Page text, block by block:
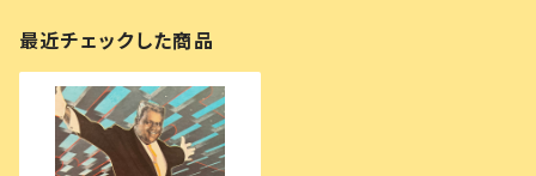
最近チェックした商品